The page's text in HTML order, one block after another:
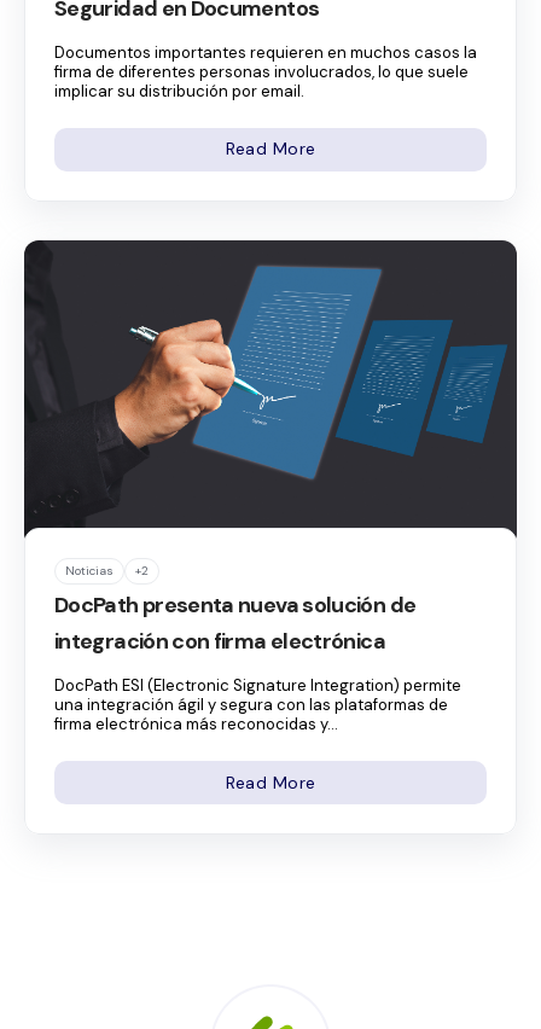
Seguridad en Documentos
Documentos importantes requieren en muchos casos la
firma de diferentes personas involucrados, lo que suele
implicar su distribución por email.
Read More
Noticias +2
DocPath presenta nueva solución de
integración con firma electrónica
DocPath ESI (Electronic Signature Integration) permite
una integración ágil y segura con las plataformas de
firma electrónica más reconocidas y...
Read More